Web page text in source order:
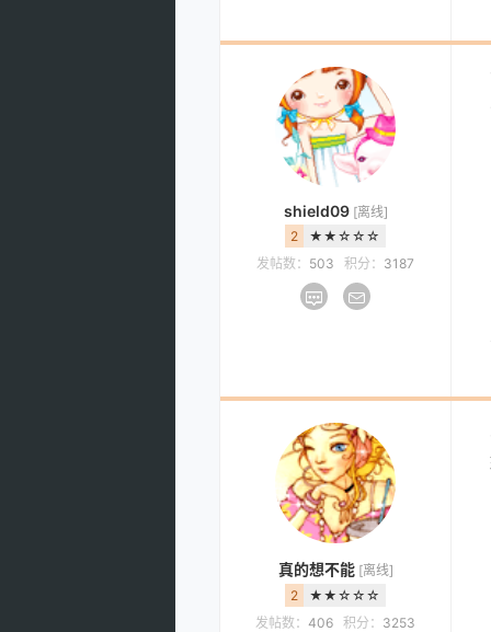
shield09 [离线]
2
★★☆☆☆
发帖数： 503 积分： 3187
真的想不能 [离线]
2
★★☆☆☆
发帖数： 406 积分： 3253